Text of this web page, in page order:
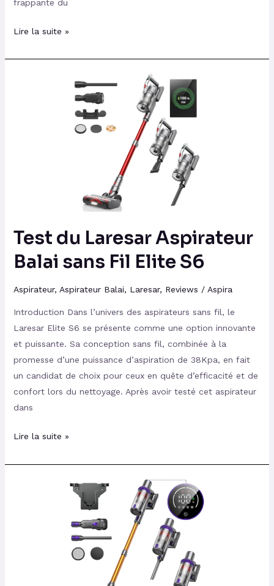
frappante du
Lire la suite »
Test du Laresar Aspirateur
Balai sans Fil Elite S6
Aspirateur, Aspirateur Balai, Laresar, Reviews / Aspira
Introduction Dans l’univers des aspirateurs sans fil, le
Laresar Elite S6 se présente comme une option innovante
et puissante. Sa conception sans fil, combinée à la
promesse d’une puissance d’aspiration de 38Kpa, en fait
un candidat de choix pour ceux en quête d’efficacité et de
confort lors du nettoyage. Après avoir testé cet aspirateur
dans
Lire la suite »